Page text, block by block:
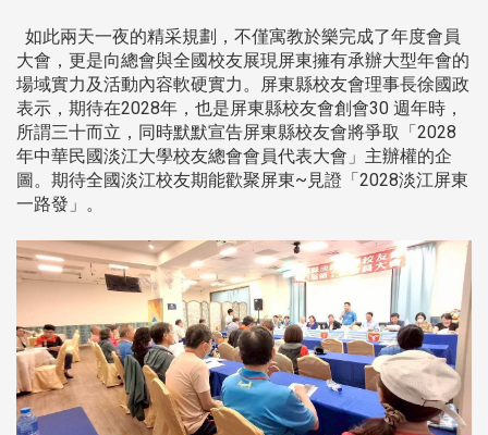
如此兩天一夜的精采規劃，不僅寓教於樂完成了年度會員
大會，更是向總會與全國校友展現屏東擁有承辦大型年會的
場域實力及活動內容軟硬實力。屏東縣校友會理事長徐國政
表示，期待在2028年，也是屏東縣校友會創會30 週年時，
所謂三十而立，同時默默宣告屏東縣校友會將爭取「2028
年中華民國淡江大學校友總會會員代表大會」主辦權的企
圖。期待全國淡江校友期能歡聚屏東~見證「2028淡江屏東
一路發」。